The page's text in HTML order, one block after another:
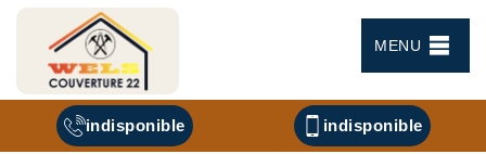
MENU
indisponible indisponible